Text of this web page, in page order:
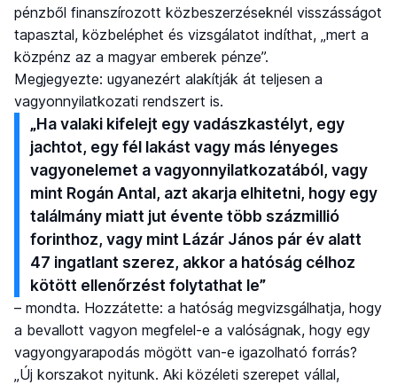
pénzből finanszírozott közbeszerzéseknél visszásságot
tapasztal, közbeléphet és vizsgálatot indíthat, „mert a
közpénz az a magyar emberek pénze”.
Megjegyezte: ugyanezért alakítják át teljesen a
vagyonnyilatkozati rendszert is.
„Ha valaki kifelejt egy vadászkastélyt, egy
jachtot, egy fél lakást vagy más lényeges
vagyonelemet a vagyonnyilatkozatából, vagy
mint Rogán Antal, azt akarja elhitetni, hogy egy
találmány miatt jut évente több százmillió
forinthoz, vagy mint Lázár János pár év alatt
47 ingatlant szerez, akkor a hatóság célhoz
kötött ellenőrzést folytathat le”
– mondta. Hozzátette: a hatóság megvizsgálhatja, hogy
a bevallott vagyon megfelel-e a valóságnak, hogy egy
vagyongyarapodás mögött van-e igazolható forrás?
„Új korszakot nyitunk. Aki közéleti szerepet vállal,